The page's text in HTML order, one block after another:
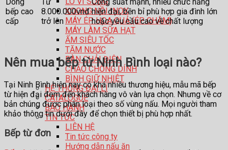
XOONG NỒI INOX
MÁY ÉP HOA QUẢ (ÉP CHẬM)
MÁY LÀM SỮA HẠT
ẤM SIÊU TỐC
TĂM NƯỚC
BÀN CHẢI ĐIỆN
CHẢO CHỐNG DÍNH
BÌNH GIỮ NHIỆT
HỆ THỐNG ĐẠI LÍ
CATALOGUE
BẢO HÀNH
TIN TỨC
LIÊN HỆ
Tin tức công ty
Hướng dẫn nấu ăn
bếp cao
cấp
8.000.000vnđ
trở lên
hiện đại, bền bỉ phù hợp gia đình lớn
hoặc yêu cầu cao về chất lượng
Nên mua bếp từ Ninh Bình loại nào?
Tại Ninh Bình hiện nay có khá nhiều thương hiệu, mẫu mã bếp
từ hiện đại đem đến khách hàng vô vàn lựa chọn. Nhưng về cơ
bản chúng được phân loại theo số vùng nấu. Mọi người tham
khảo thông tin dưới đây để chọn thiết bị phù hợp nhất.
Bếp từ đơn